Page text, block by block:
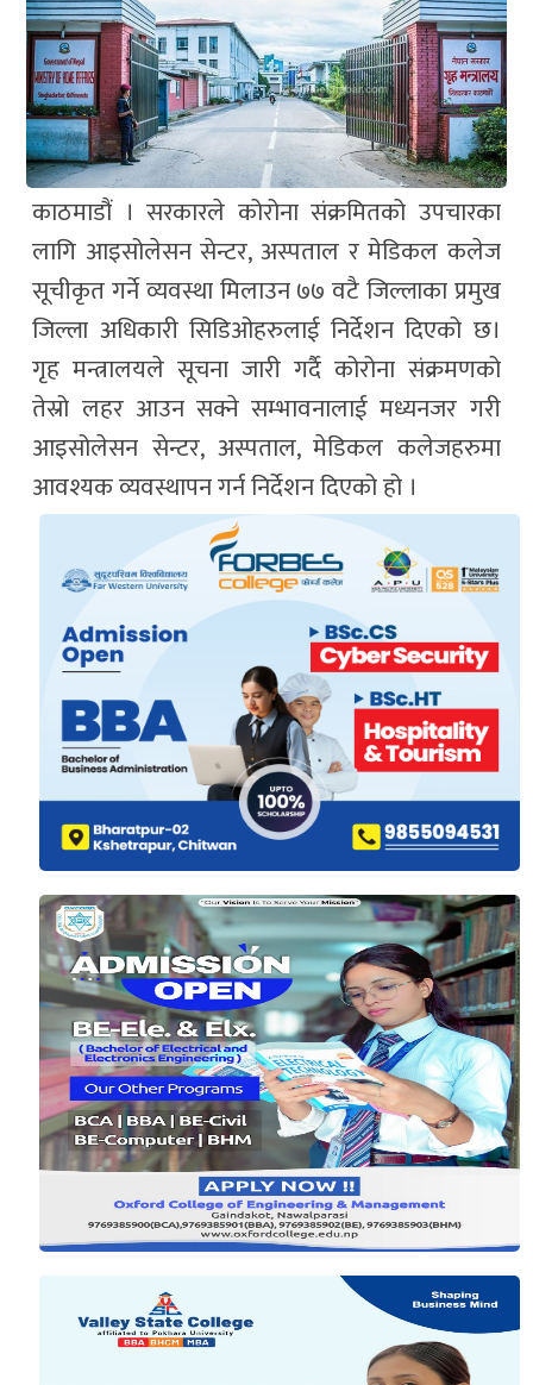
काठमाडौं । सरकारले कोरोना संक्रमितको उपचारका
लागि आइसोलेसन सेन्टर, अस्पताल र मेडिकल कलेज
सूचीकृत गर्ने व्यवस्था मिलाउन ७७ वटै जिल्लाका प्रमुख
जिल्ला अधिकारी सिडिओहरुलाई निर्देशन दिएको छ।
गृह मन्त्रालयले सूचना जारी गर्दै कोरोना संक्रमणको
तेस्रो लहर आउन सक्ने सम्भावनालाई मध्यनजर गरी
आइसोलेसन सेन्टर, अस्पताल, मेडिकल कलेजहरुमा
आवश्यक व्यवस्थापन गर्न निर्देशन दिएको हो ।